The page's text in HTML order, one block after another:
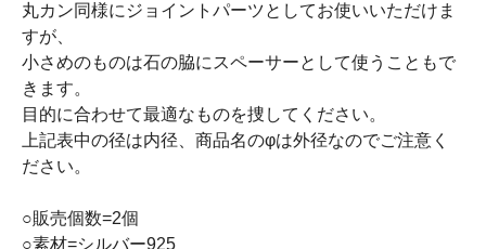
丸カン同様にジョイントパーツとしてお使いいただけま
すが、
小さめのものは石の脇にスペーサーとして使うこともで
きます。
目的に合わせて最適なものを捜してください。
上記表中の径は内径、商品名のφは外径なのでご注意く
ださい。
○販売個数=2個
○素材=シルバー925